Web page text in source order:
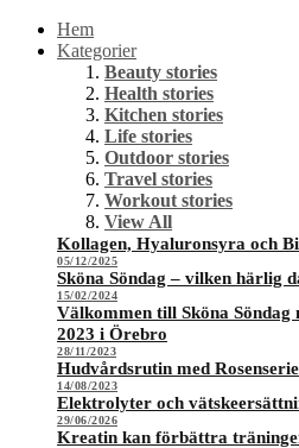
Hem
Kategorier
Beauty stories
Health stories
Kitchen stories
Life stories
Outdoor stories
Travel stories
Workout stories
View All
Kollagen, Hyaluronsyra och
05/12/2025
Sköna Söndag – vilken härlig
15/02/2024
Välkommen till Sköna
2023 i Örebro
28/11/2023
Hudvårdsrutin med
14/08/2023
Elektrolyter och
29/06/2026
Kreatin kan förbättra